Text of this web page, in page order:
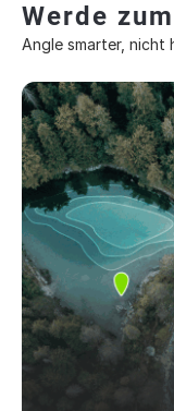
Werde
Angle smarter, nicht